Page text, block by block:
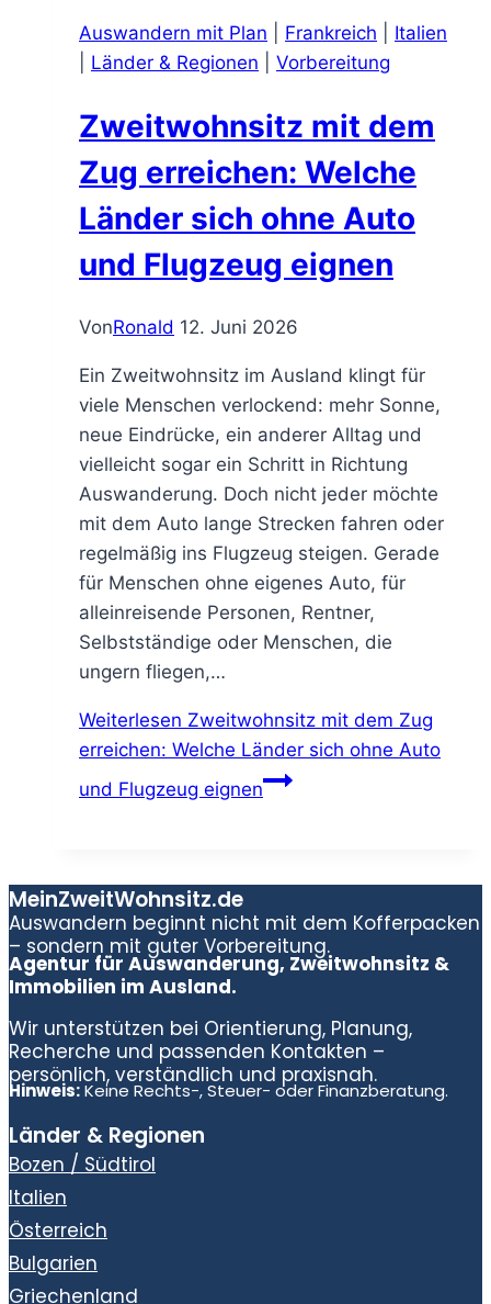
Auswandern mit Plan Frankreich
Italien
Länder & Regionen Vorbereitung
Zweitwohnsitz mit dem
Zug erreichen: Welche
Länder sich ohne Auto
und Flugzeug eignen
VonRonald 12. Juni 2026
Ein Zweitwohnsitz im Ausland klingt für
viele Menschen verlockend: mehr Sonne,
neue Eindrücke, ein anderer Alltag und
vielleicht sogar ein Schritt in Richtung
Auswanderung. Doch nicht jeder möchte
mit dem Auto lange Strecken fahren oder
regelmäßig ins Flugzeug steigen. Gerade
für Menschen ohne eigenes Auto, für
alleinreisende Personen, Rentner,
Selbstständige oder Menschen, die
ungern fliegen,…
Weiterlesen Zweitwohnsitz mit dem Zug
erreichen: Welche Länder sich ohne Auto
und Flugzeug eignen
MeinZweitWohnsitz.de
Auswandern beginnt nicht mit dem Kofferpacken
– sondern mit guter Vorbereitung.
Agentur für Auswanderung, Zweitwohnsitz &
Immobilien im Ausland.
Wir unterstützen bei Orientierung, Planung,
Recherche und passenden Kontakten –
persönlich, verständlich und praxisnah.
Hinweis:Keine Rechts-, Steuer- oder Finanzberatung.
Länder & Regionen
Bozen / Südtirol
Italien
Österreich
Bulgarien
Griechenland